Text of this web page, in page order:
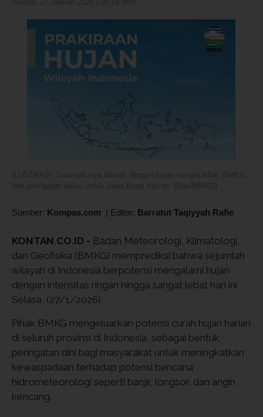
Sumber: Kompas.com | Editor: Barratut Taqiyyah Rafie
KONTAN.CO.ID - Badan Meteorologi, Klimatologi,
dan Geofisika (BMKG) memprediksi bahwa sejumlah
wilayah di Indonesia berpotensi mengalami hujan
dengan intensitas ringan hingga sangat lebat hari ini
Selasa, (27/1/2026).
Pihak BMKG mengeluarkan potensi curah hujan harian
di seluruh provinsi di Indonesia, sebagai bentuk
peringatan dini bagi masyarakat untuk meningkatkan
kewaspadaan terhadap potensi bencana
hidrometeorologi seperti banjir, longsor, dan angin
kencang.